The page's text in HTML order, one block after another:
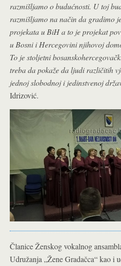
razmišljamo o budućnosti. U toj
razmišljamo na način da gradimo
projekata u BiH a to je projekat
u Bosni i Hercegovini njihovoj
To je stoljetni
treba da pokaže da ljudi različitih
jednoj slobodnoj i jedinstvenoj
Idrizović.
Članice Ženskog vokalnog
Udružanja „Žene Gradačca“ kao i